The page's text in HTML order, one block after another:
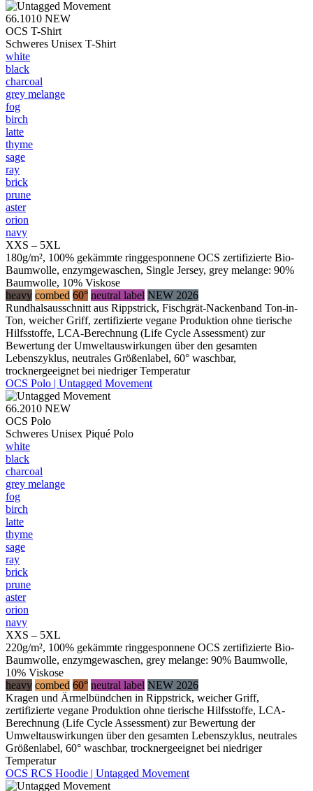
66.1010 NEW
OCS T-Shirt
Schweres Unisex T-Shirt
white
black
charcoal
grey melange
fog
birch
latte
thyme
sage
ray
brick
prune
aster
orion
navy
XXS – 5XL
180g/m², 100% gekämmte ringgesponnene OCS zertifizierte Bio-
Baumwolle, enzymgewaschen, Single Jersey, grey melange: 90%
Baumwolle, 10% Viskose
heavy combed 60° neutral label NEW 2026
Rundhalsausschnitt aus Rippstrick, Fischgrät-Nackenband Ton-in-
Ton, weicher Griff, zertifizierte vegane Produktion ohne tierische
Hilfsstoffe, LCA-Berechnung (Life Cycle Assessment) zur
Bewertung der Umweltauswirkungen über den gesamten
Lebenszyklus, neutrales Größenlabel, 60° waschbar,
trocknergeeignet bei niedriger Temperatur
OCS Polo | Untagged Movement
66.2010 NEW
OCS Polo
Schweres Unisex Piqué Polo
white
black
charcoal
grey melange
fog
birch
latte
thyme
sage
ray
brick
prune
aster
orion
navy
XXS – 5XL
220g/m², 100% gekämmte ringgesponnene OCS zertifizierte Bio-
Baumwolle, enzymgewaschen, grey melange: 90% Baumwolle,
10% Viskose
heavy combed 60° neutral label NEW 2026
Kragen und Ärmelbündchen in Rippstrick, weicher Griff,
zertifizierte vegane Produktion ohne tierische Hilfsstoffe, LCA-
Berechnung (Life Cycle Assessment) zur Bewertung der
Umweltauswirkungen über den gesamten Lebenszyklus, neutrales
Größenlabel, 60° waschbar, trocknergeeignet bei niedriger
Temperatur
OCS RCS Hoodie | Untagged Movement